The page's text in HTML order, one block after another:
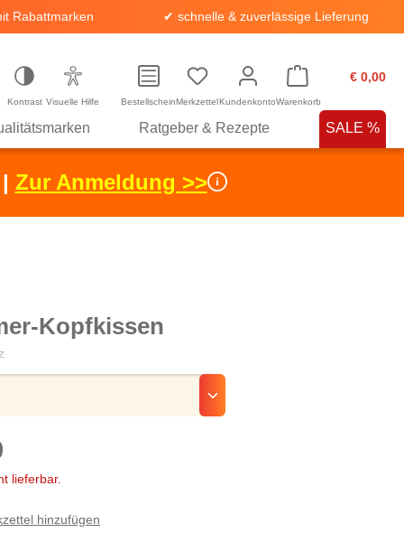
Rabattmarken ✔ schnelle & zuverlässige Lieferung
Kontrast Visuelle Hilfe BestellscheinMerkzettelKundenkonto
€ 0,00
Warenkorb
Ratgeber & Rezepte SALE %
Zur Anmeldung >>
Kopfkissen
lieferbar.
hinzufügen